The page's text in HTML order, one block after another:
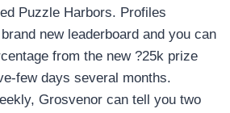
Puzzle Harbors. Profiles
new leaderboard and you can
from the new ?25k prize
few days several months.
Grosvenor can tell you two